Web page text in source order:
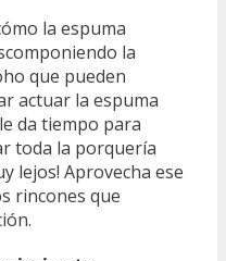
la espuma
la
que pueden
actuar la espuma
da tiempo para
toda la porquería
lejos! Aprovecha ese
rincones que